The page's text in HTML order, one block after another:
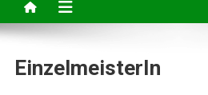
EinzelmeisterIn